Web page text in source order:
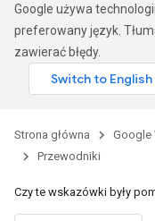
Google używa
preferowany język.
zawierać błędy.
Strona główna Google
Przewodniki
Czy te wskazówki były